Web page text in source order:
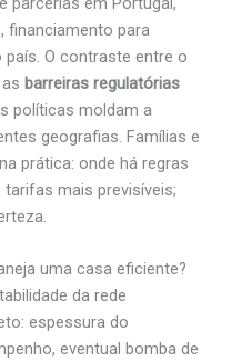
financiamento para
O contraste entre o
barreiras regulatórias
políticas moldam a
geografias. Famílias e
prática: onde há regras
mais previsíveis;
uma casa eficiente?
da rede
espessura do
eventual bomba de